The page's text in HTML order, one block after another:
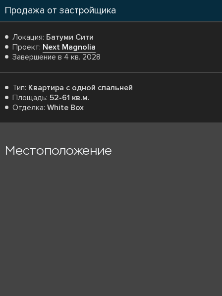
Продажа от застройщика
Локация: Батуми Сити
Проект: Next Magnolia
Завершение в 4 кв. 2028
Тип: Квартира с одной спальней
Площадь: 52-61 кв.м.
Отделка: White Box
Местоположение